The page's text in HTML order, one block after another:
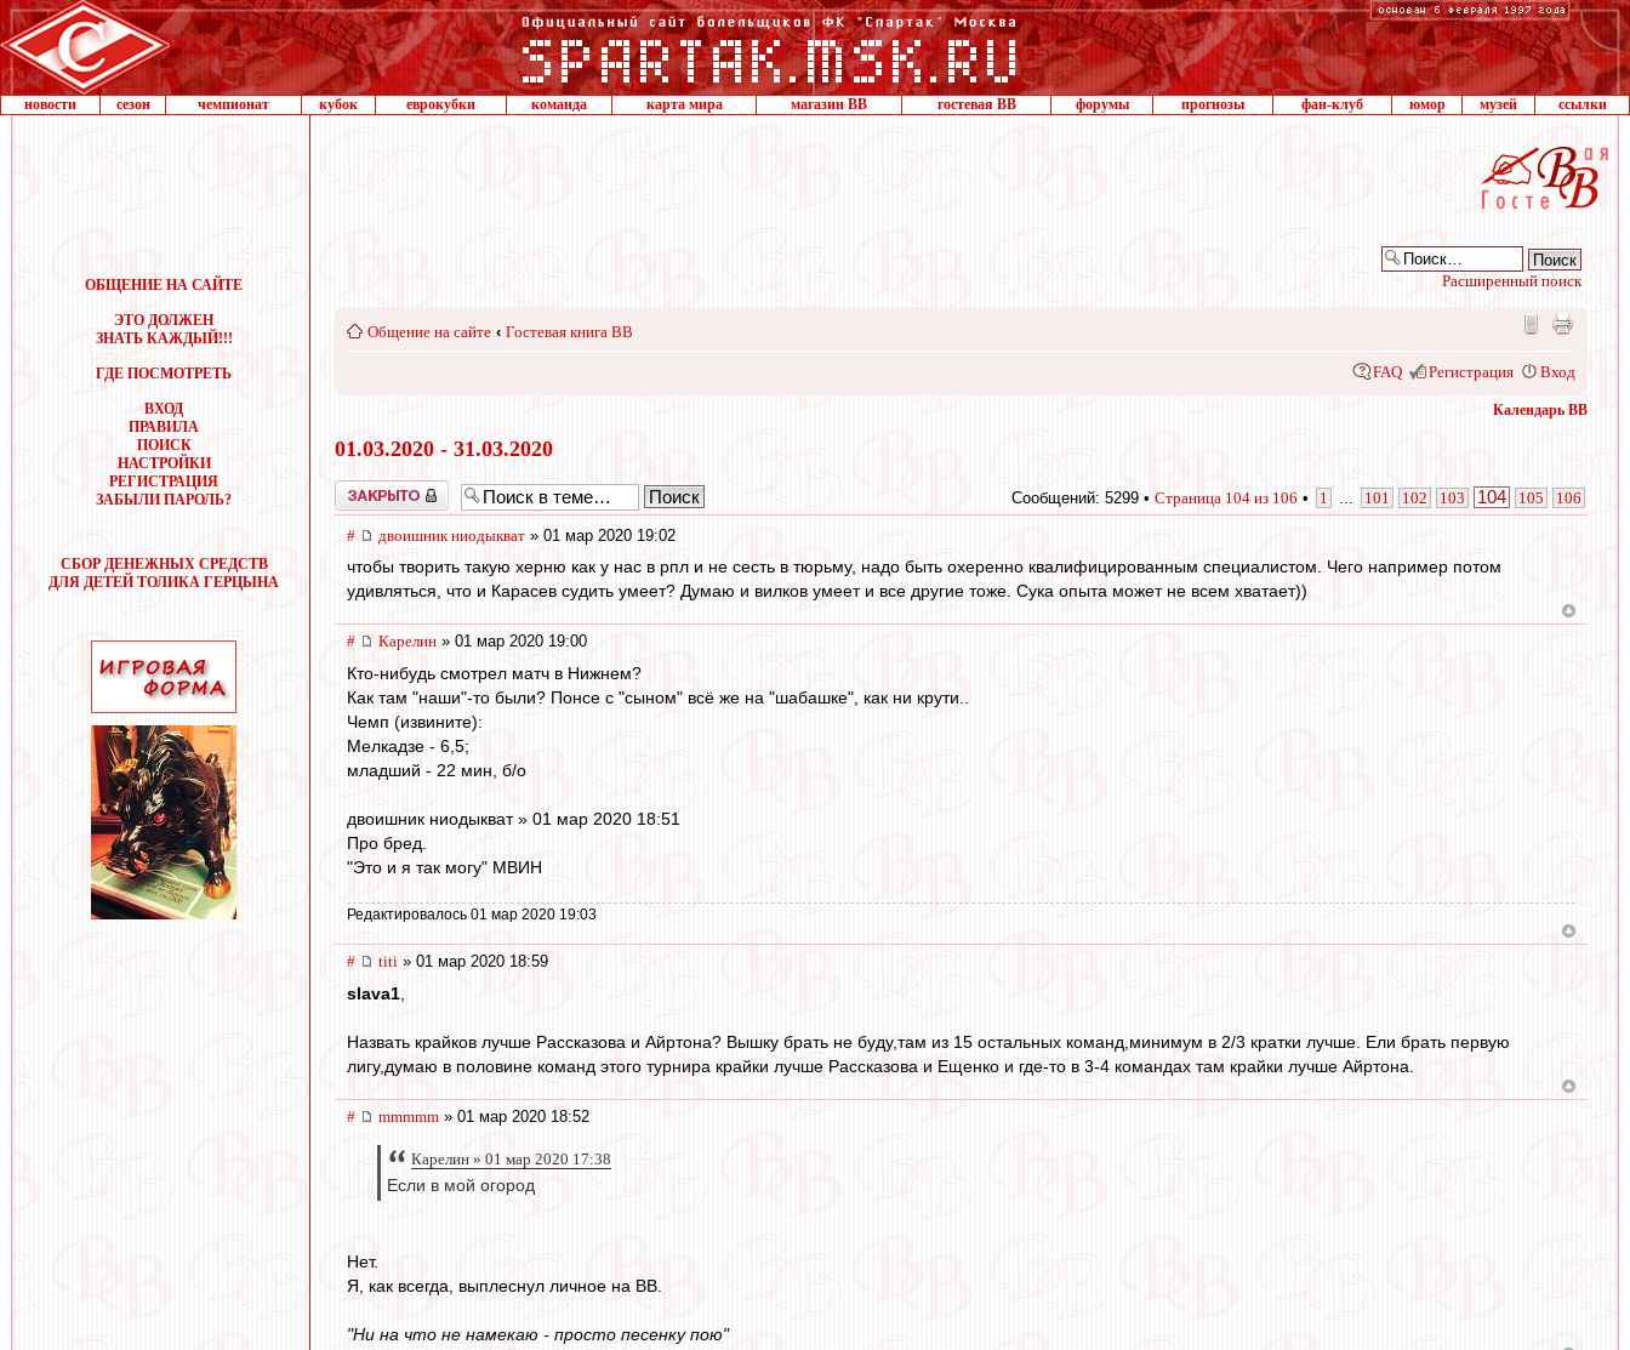
новости сезон чемпионат кубок еврокубки команда карта мира магазин ВВ гостевая ВВ форумы прогнозы фан-клуб юмор музей ссылки
ОБЩЕНИЕ НА САЙТЕ
ЭТО ДОЛЖЕН
ЗНАТЬ КАЖДЫЙ!!!
ГДЕ ПОСМОТРЕТЬ
ВХОД
ПРАВИЛА
ПОИСК
НАСТРОЙКИ
РЕГИСТРАЦИЯ
ЗАБЫЛИ ПАРОЛЬ?
СБОР ДЕНЕЖНЫХ СРЕДСТВ
ДЛЯ ДЕТЕЙ ТОЛИКА ГЕРЦЫНА
Расширенный поиск
Общение на сайте ‹ Гостевая книга ВВ
FAQ Регистрация Вход
Календарь ВВ
01.03.2020 - 31.03.2020
Закрыто Сообщений: 5299 • Страница 104 из 106 • 1 101 102 103 104 105 106
# двоишник ниодыкват » 01 мар 2020 19:02
чтобы творить такую херню как у нас в рпл и не сесть в тюрьму, надо быть охеренно квалифицированным специалистом. Чего например потом
удивляться, что и Карасев судить умеет? Думаю и вилков умеет и все другие тоже. Сука опыта может не всем хватает))
# Карелин » 01 мар 2020 19:00
Кто-нибудь смотрел матч в Нижнем?
Как там "наши"-то были? Понсе с "сыном" всё же на "шабашке", как ни крути..
Чемп (извините):
Мелкадзе - 6,5;
младший - 22 мин, б/о
двоишник ниодыкват » 01 мар 2020 18:51
Про бред.
"Это и я так могу" МВИН
Редактировалось 01 мар 2020 19:03
# titi » 01 мар 2020 18:59
slava1
Назвать крайков лучше Рассказова и Айртона? Вышку брать не буду,там из 15 остальных команд,минимум в 2/3 кратки лучше. Ели брать первую
лигу,думаю в половине команд этого турнира крайки лучше Рассказова и Ещенко и где-то в 3-4 командах там крайки лучше Айртона.
# mmmmm » 01 мар 2020 18:52
Карелин » 01 мар 2020 17:38
Если в мой огород
Нет.
Я, как всегда, выплеснул личное на ВВ.
"Ни на что не намекаю - просто песенку пою"